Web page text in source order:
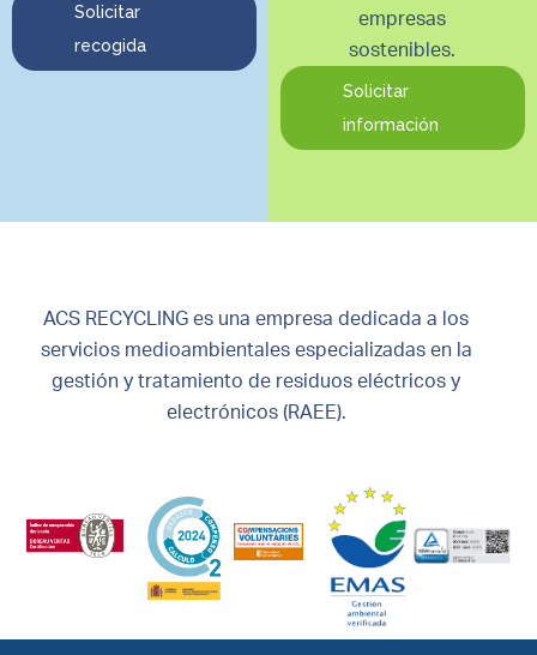
Solicitar
recogida
empresas
sostenibles.
Solicitar
información
ACS RECYCLING es una empresa dedicada a los
servicios medioambientales especializadas en la
gestión y tratamiento de residuos eléctricos y
electrónicos (RAEE).